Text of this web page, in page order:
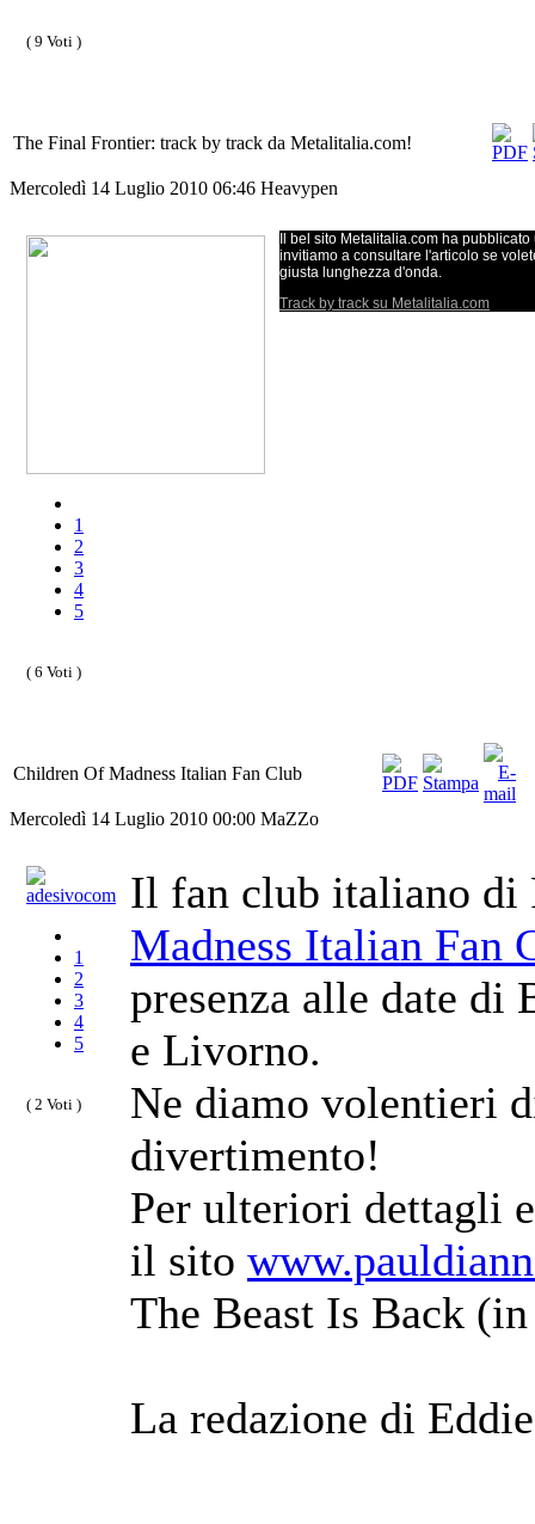
( 9 Voti )
The Final Frontier: track by track da Metalitalia.com!
Mercoledì 14 Luglio 2010 06:46 Heavypen
1
2
3
4
5
( 6 Voti )
Il bel sito Metalitalia.com ha
invitiamo a consultare l'articolo se
giusta lunghezza d'onda.
Track by track su Metalitalia.com
Children Of Madness Italian Fan Club
Mercoledì 14 Luglio 2010 00:00 MaZZo
1
2
3
4
5
( 2 Voti )
Il fan club italiano di
Madness Italian Fan
presenza alle date di
e Livorno.
Ne diamo volentieri
divertimento!
Per ulteriori dettagli
il sito
The Beast Is Back
La redazione di